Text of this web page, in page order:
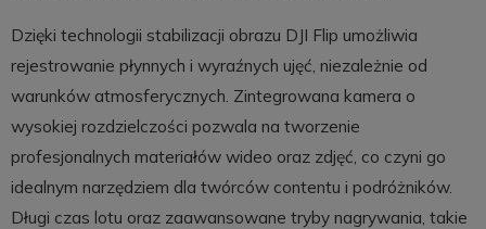
Dzięki technologii stabilizacji obrazu DJI Flip umożliwia
rejestrowanie płynnych i wyraźnych ujęć, niezależnie od
warunków atmosferycznych. Zintegrowana kamera o
wysokiej rozdzielczości pozwala na tworzenie
profesjonalnych materiałów wideo oraz zdjęć, co czyni go
idealnym narzędziem dla twórców contentu i podróżników.
Długi czas lotu oraz zaawansowane tryby nagrywania, takie